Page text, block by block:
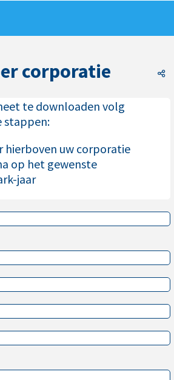
corporatie
te downloaden volg
stappen:
hierboven uw corporatie
op het gewenste
jaar